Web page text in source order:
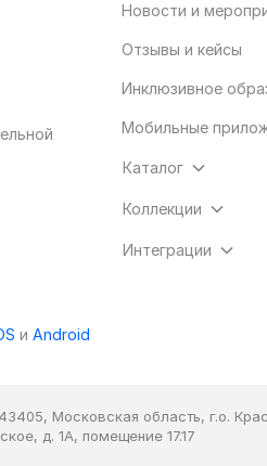
и Android
Новости и
Отзывы и кейсы
Инклюзивное
Мобильные
Каталог
Коллекции
Интеграции
Московская область, г.о.
д. 1А, помещение 17.17